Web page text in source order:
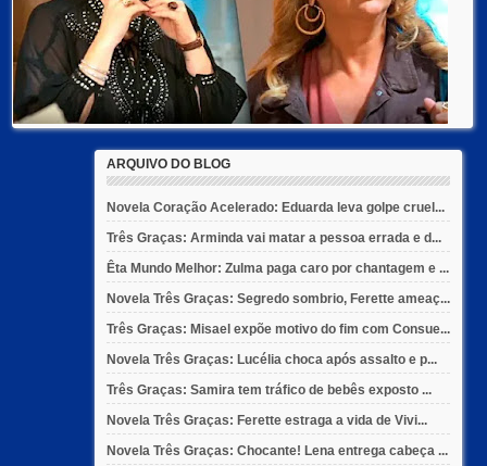
ARQUIVO DO BLOG
Novela Coração Acelerado: Eduarda leva golpe cruel...
Três Graças: Arminda vai matar a pessoa errada e d...
Êta Mundo Melhor: Zulma paga caro por chantagem e ...
Novela Três Graças: Segredo sombrio, Ferette ameaç...
Três Graças: Misael expõe motivo do fim com Consue...
Novela Três Graças: Lucélia choca após assalto e p...
Três Graças: Samira tem tráfico de bebês exposto ...
Novela Três Graças: Ferette estraga a vida de Vivi...
Novela Três Graças: Chocante! Lena entrega cabeça ...